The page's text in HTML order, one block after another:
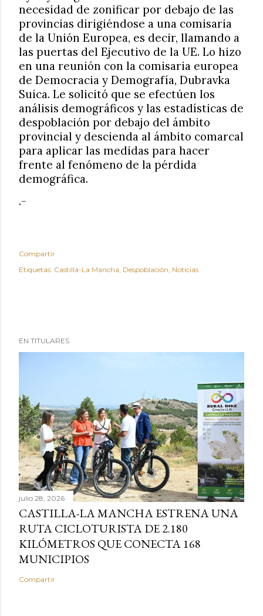
necesidad de zonificar por debajo de las
provincias dirigiéndose a una comisaria
de la Unión Europea, es decir, llamando a
las puertas del Ejecutivo de la UE. Lo hizo
en una reunión con la comisaria europea
de Democracia y Demografía, Dubravka
Suica. Le solicitó que se efectúen los
análisis demográficos y las estadísticas de
despoblación por debajo del ámbito
provincial y descienda al ámbito comarcal
para aplicar las medidas para hacer
frente al fenómeno de la pérdida
demográfica.
.-
Compartir
Etiquetas: Castilla-La Mancha Despoblación Noticias
EN TITULARES
julio 28, 2026
CASTILLA-LA MANCHA ESTRENA UNA
RUTA CICLOTURISTA DE 2.180
KILÓMETROS QUE CONECTA 168
MUNICIPIOS
Compartir